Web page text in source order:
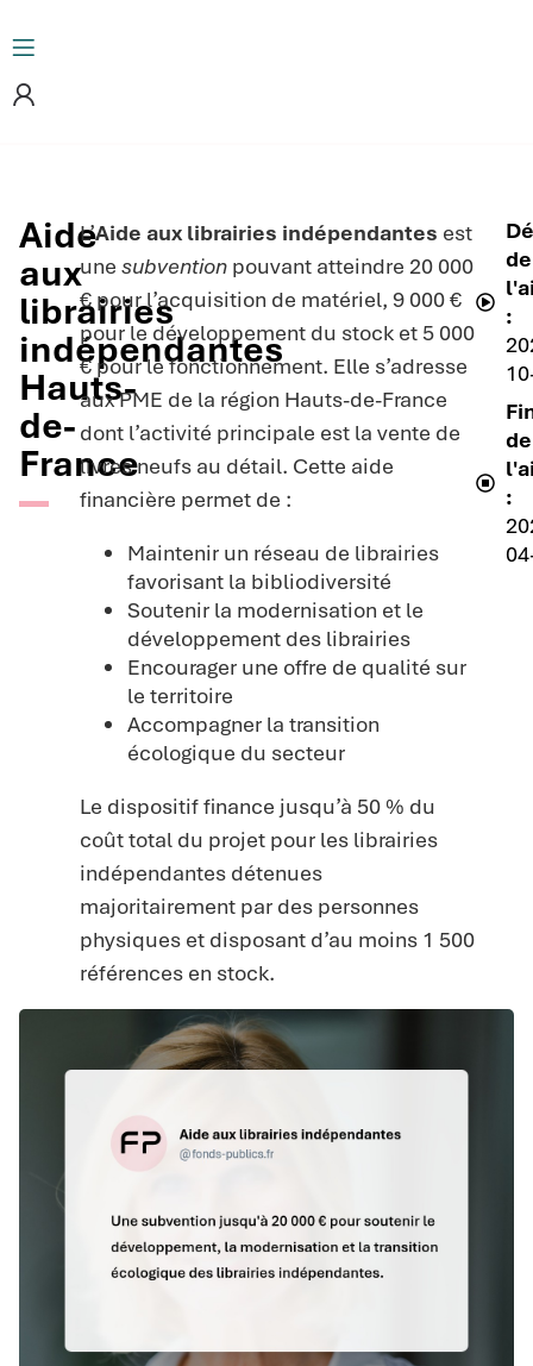
Aide
aux
librairies
indépendantes
Hauts-
de-
France
L’Aide aux librairies indépendantes est
une subventionpouvant atteindre 20 000
€ pour l’acquisition de matériel, 9 000 €
pour le développement du stock et 5 000
€ pour le fonctionnement. Elle s’adresse
aux PME de la région Hauts-de-France
dont l’activité principale est la vente de
livres neufs au détail. Cette aide
financière permet de :
Maintenir un réseau de librairies
favorisant la bibliodiversité
Soutenir la modernisation et le
développement des librairies
Encourager une offre de qualité sur
le territoire
Accompagner la transition
écologique du secteur
Le dispositif finance jusqu’à 50 % du
coût total du projet pour les librairies
indépendantes détenues
majoritairement par des personnes
physiques et disposant d’au moins 1 500
références en stock.
de
:
de
: